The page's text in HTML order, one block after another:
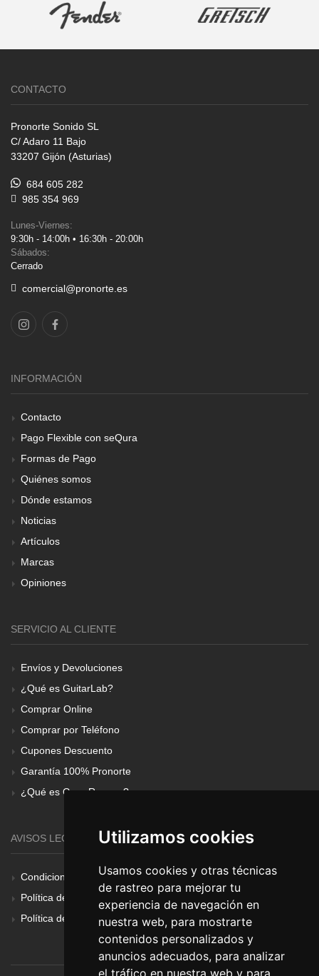
Utilizamos cookies
Usamos cookies y otras técnicas
de rastreo para mejorar tu
experiencia de navegación en
nuestra web, para mostrarte
contenidos personalizados y
anuncios adecuados, para analizar
el tráfico en nuestra web y para
CONTACTO
Pronorte Sonido SL
C/ Adaro 11 Bajo
33207 Gijón (Asturias)
684 605 282
985 354 969
Lunes-Viernes:
9:30h - 14:00h • 16:30h - 20:00h
Sábados:
Cerrado
comercial@pronorte.es
INFORMACIÓN
Contacto
Pago Flexible con seQura
Formas de Pago
Quiénes somos
Dónde estamos
Noticias
Artículos
Marcas
Opiniones
SERVICIO AL CLIENTE
Envíos y Devoluciones
¿Qué es GuitarLab?
Comprar Online
Comprar por Teléfono
Cupones Descuento
Garantía 100% Pronorte
¿Qué es Gear Renove?
AVISOS LEGALES
Condiciones Generales
Política de Cookies
Política de Privacidad